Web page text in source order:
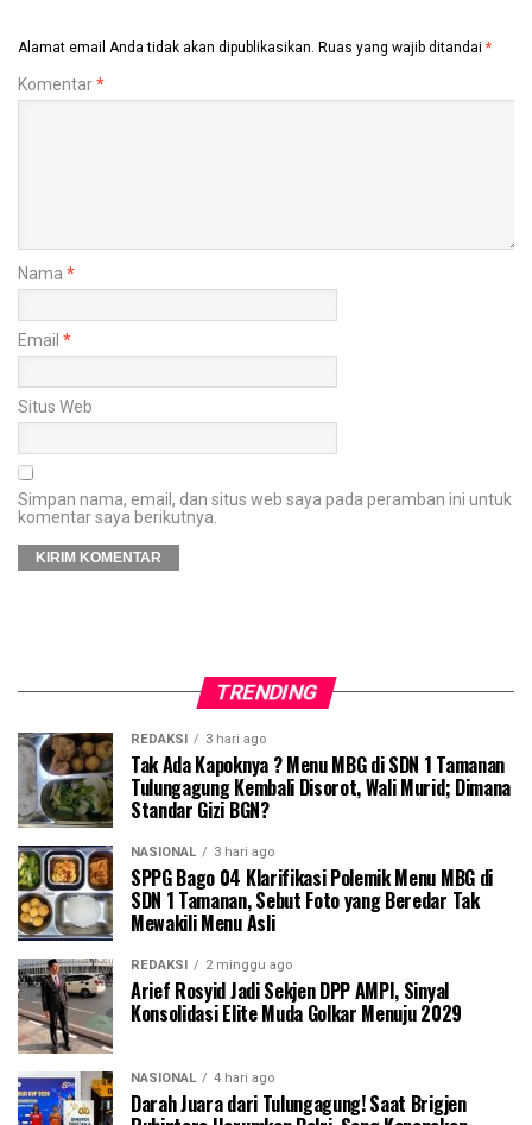
Alamat email Anda tidak akan dipublikasikan. Ruas yang wajib ditandai *
Komentar*
Nama *
Email *
Situs Web
Simpan nama, email, dan situs web saya pada peramban ini untuk
komentar saya berikutnya.
TRENDING
REDAKSI 3 hari ago
Tak Ada Kapoknya ? Menu MBG di SDN 1 Tamanan
Tulungagung Kembali Disorot, Wali Murid; Dimana
Standar Gizi BGN?
NASIONAL 3 hari ago
SPPG Bago 04 Klarifikasi Polemik Menu MBG di
SDN 1 Tamanan, Sebut Foto yang Beredar Tak
Mewakili Menu Asli
REDAKSI 2 minggu ago
Arief Rosyid Jadi Sekjen DPP AMPI, Sinyal
Konsolidasi Elite Muda Golkar Menuju 2029
NASIONAL 4 hari ago
Darah Juara dari Tulungagung! Saat Brigjen